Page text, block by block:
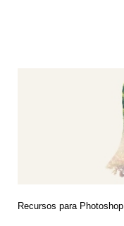
Recursos para Photoshop